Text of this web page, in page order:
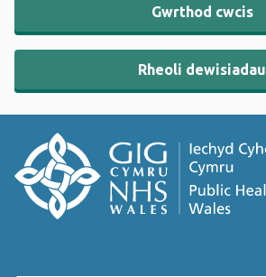
Gwrthod cwcis
Rheoli dewisiadau